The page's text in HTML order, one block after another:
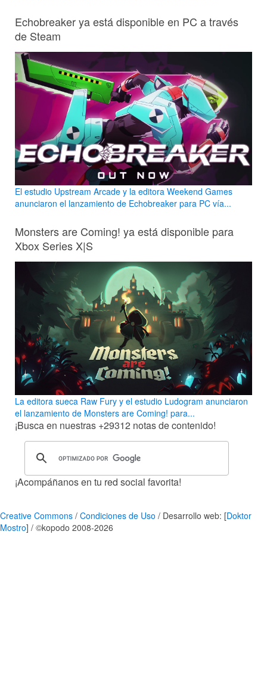
Echobreaker ya está disponible en PC a través
de Steam
El estudio Upstream Arcade y la editora Weekend Games
anunciaron el lanzamiento de Echobreaker para PC vía...
Monsters are Coming! ya está disponible para
Xbox Series X|S
La editora sueca Raw Fury y el estudio Ludogram anunciaron
el lanzamiento de Monsters are Coming! para...
¡Busca en nuestras +29312 notas de contenido!
¡Acompáñanos en tu red social favorita!
Creative Commons / Condiciones de Uso / Desarrollo web: [Doktor
Mostro] / ©kopodo 2008-2026